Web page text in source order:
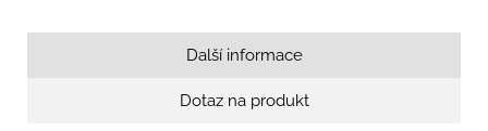
Další informace
Dotaz na produkt